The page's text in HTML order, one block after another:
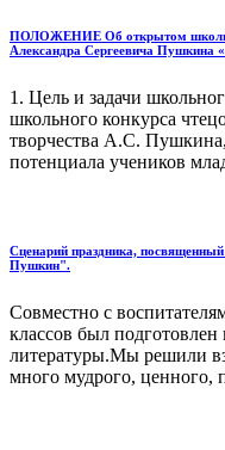
ПОЛОЖЕНИЕ Об открытом
Александра Сергеевича Пушкина
1. Цель и задачи
школьного конкурса
творчества А.С.
потенциала учеников
Сценарий праздника,
Пушкин".
Совместно с
классов был
литературы.Мы решили
много мудрого, ценного,